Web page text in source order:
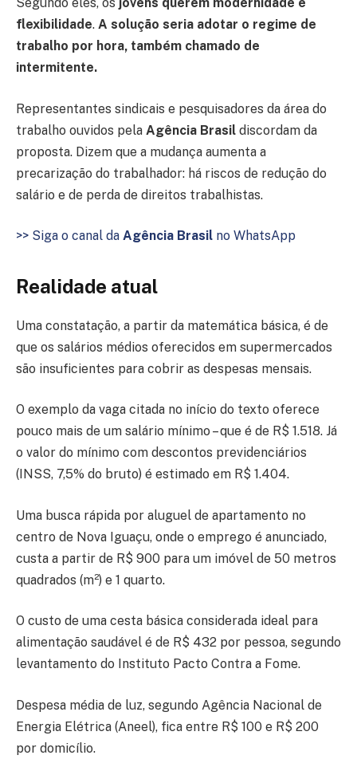
Segundo eles, os jovens querem modernidade e
flexibilidade. A solução seria adotar o regime de
trabalho por hora, também chamado de
intermitente.
Representantes sindicais e pesquisadores da área do
trabalho ouvidos pela Agência Brasil discordam da
proposta. Dizem que a mudança aumenta a
precarização do trabalhador: há riscos de redução do
salário e de perda de direitos trabalhistas.
>> Siga o canal da Agência Brasil no WhatsApp
Realidade atual
Uma constatação, a partir da matemática básica, é de
que os salários médios oferecidos em supermercados
são insuficientes para cobrir as despesas mensais.
O exemplo da vaga citada no início do texto oferece
pouco mais de um salário mínimo – que é de R$ 1.518. Já
o valor do mínimo com descontos previdenciários
(INSS, 7,5% do bruto) é estimado em R$ 1.404.
Uma busca rápida por aluguel de apartamento no
centro de Nova Iguaçu, onde o emprego é anunciado,
custa a partir de R$ 900 para um imóvel de 50 metros
quadrados (m²) e 1 quarto.
O custo de uma cesta básica considerada ideal para
alimentação saudável é de R$ 432 por pessoa, segundo
levantamento do Instituto Pacto Contra a Fome.
Despesa média de luz, segundo Agência Nacional de
Energia Elétrica (Aneel), fica entre R$ 100 e R$ 200
por domicílio.